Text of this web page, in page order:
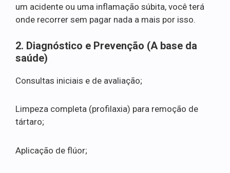
um acidente ou uma inflamação súbita, você terá
onde recorrer sem pagar nada a mais por isso.
2. Diagnóstico e Prevenção (A base da
saúde)
Consultas iniciais e de avaliação;
Limpeza completa (profilaxia) para remoção de
tártaro;
Aplicação de flúor;